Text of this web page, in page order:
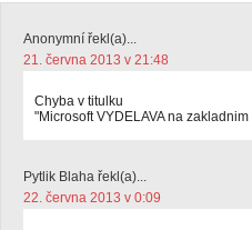
Anonymní řekl(a)...
21. června 2013 v 21:48
Chyba v titulku
"Microsoft VYDELAVA na
Pytlik Blaha řekl(a)...
22. června 2013 v 0:09